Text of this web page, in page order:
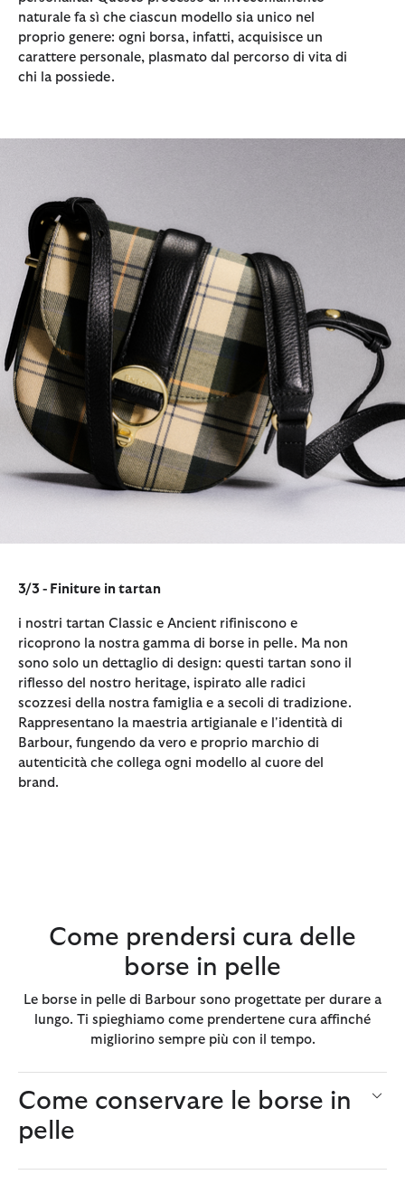
naturale fa sì che ciascun modello sia unico nel
proprio genere: ogni borsa, infatti, acquisisce un
carattere personale, plasmato dal percorso di vita di
chi la possiede.
3/3 - Finiture in tartan
i nostri tartan Classic e Ancient rifiniscono e
ricoprono la nostra gamma di borse in pelle. Ma non
sono solo un dettaglio di design: questi tartan sono il
riflesso del nostro heritage, ispirato alle radici
scozzesi della nostra famiglia e a secoli di tradizione.
Rappresentano la maestria artigianale e l'identità di
Barbour, fungendo da vero e proprio marchio di
autenticità che collega ogni modello al cuore del
brand.
Come prendersi cura delle
borse in pelle
Le borse in pelle di Barbour sono progettate per durare a
lungo. Ti spieghiamo come prendertene cura affinché
migliorino sempre più con il tempo.
Come conservare le borse in
pelle